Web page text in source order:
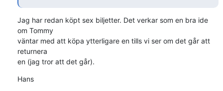
Jag har redan köpt sex biljetter. Det verkar som en bra ide
om Tommy
väntar med att köpa ytterligare en tills vi ser om det går att
returnera
en (jag tror att det går).
Hans